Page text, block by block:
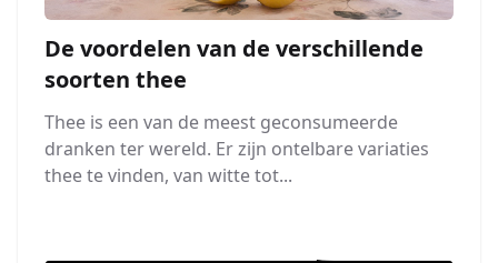
De voordelen van de verschillende
soorten thee
Thee is een van de meest geconsumeerde
dranken ter wereld. Er zijn ontelbare variaties
thee te vinden, van witte tot...